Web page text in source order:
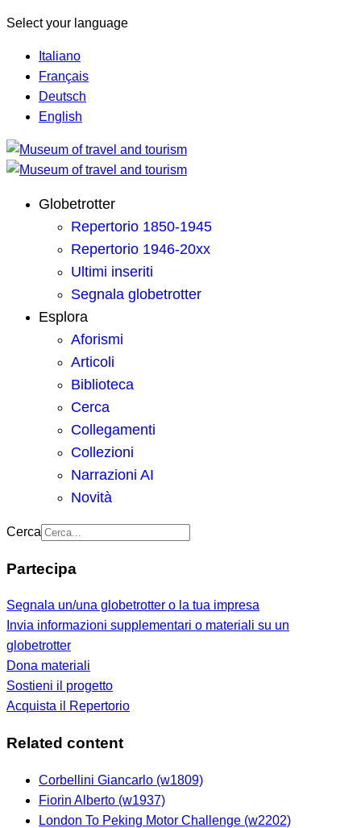
Select your language
Italiano
Français
Deutsch
English
Globetrotter
Repertorio 1850-1945
Repertorio 1946-20xx
Ultimi inseriti
Segnala globetrotter
Esplora
Aforismi
Articoli
Biblioteca
Cerca
Collegamenti
Collezioni
Narrazioni AI
Novità
Cerca
Partecipa
Segnala un/una globetrotter o la tua impresa
Invia informazioni supplementari o materiali su un
globetrotter
Dona materiali
Sostieni il progetto
Acquista il Repertorio
Related content
Corbellini Giancarlo (w1809)
Fiorin Alberto (w1937)
London To Peking Motor Challenge (w2202)